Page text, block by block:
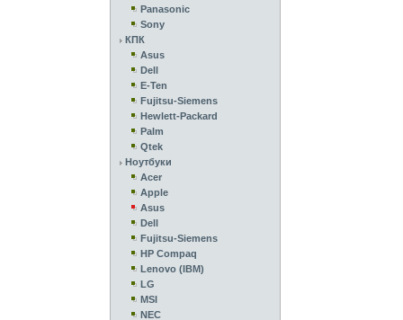
Panasonic
Sony
КПК
Asus
Dell
E-Ten
Fujitsu-Siemens
Hewlett-Packard
Palm
Qtek
Ноутбуки
Acer
Apple
Asus
Dell
Fujitsu-Siemens
HP Compaq
Lenovo (IBM)
LG
MSI
NEC